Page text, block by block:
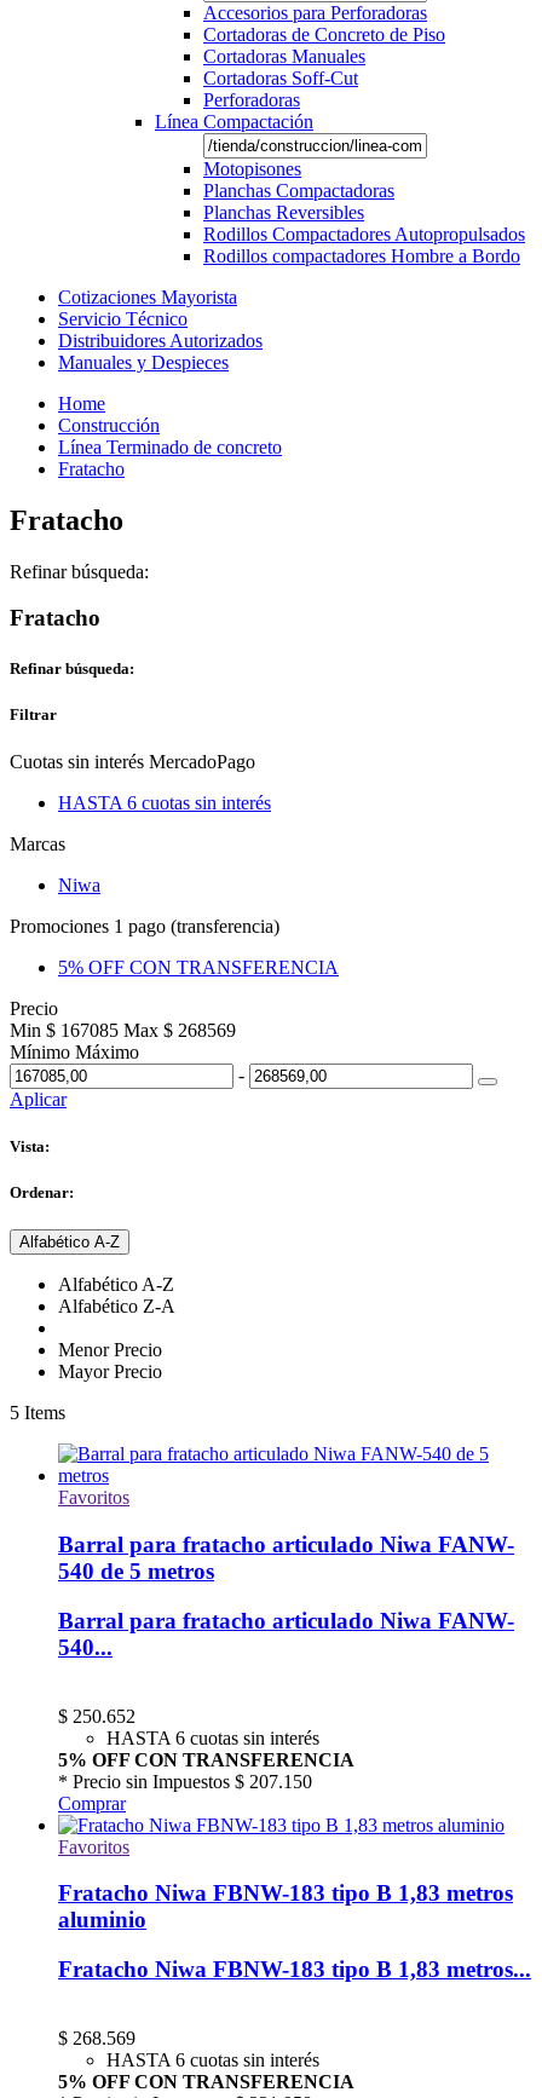
Accesorios para Perforadoras
Cortadoras de Concreto de Piso
Cortadoras Manuales
Cortadoras Soff-Cut
Perforadoras
Línea Compactación
Motopisones
Planchas Compactadoras
Planchas Reversibles
Rodillos Compactadores Autopropulsados
Rodillos compactadores Hombre a Bordo
Cotizaciones Mayorista
Servicio Técnico
Distribuidores Autorizados
Manuales y Despieces
Home
Construcción
Línea Terminado de concreto
Fratacho
Fratacho
Refinar búsqueda:
Fratacho
Refinar búsqueda:
Filtrar
Cuotas sin interés MercadoPago
HASTA 6 cuotas sin interés
Marcas
Niwa
Promociones 1 pago (transferencia)
5% OFF CON TRANSFERENCIA
Precio
Min $ 167085 Max $ 268569
Mínimo Máximo
-
Aplicar
Vista:
Ordenar:
Alfabético A-Z
Alfabético A-Z
Alfabético Z-A
Menor Precio
Mayor Precio
5 Items
Favoritos
Barral para fratacho articulado Niwa FANW-
540 de 5 metros
Barral para fratacho articulado Niwa FANW-
540...
$ 250.652
HASTA 6 cuotas sin interés
5% OFF CON TRANSFERENCIA
* Precio sin Impuestos $ 207.150
Comprar
Favoritos
Fratacho Niwa FBNW-183 tipo B 1,83 metros
aluminio
Fratacho Niwa FBNW-183 tipo B 1,83 metros...
$ 268.569
HASTA 6 cuotas sin interés
5% OFF CON TRANSFERENCIA